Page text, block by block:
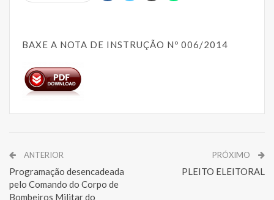
BAXE A NOTA DE INSTRUÇÃO Nº 006/2014
ANTERIOR
Programação desencadeada
pelo Comando do Corpo de
Bombeiros Militar do
PRÓXIMO
PLEITO ELEITORAL